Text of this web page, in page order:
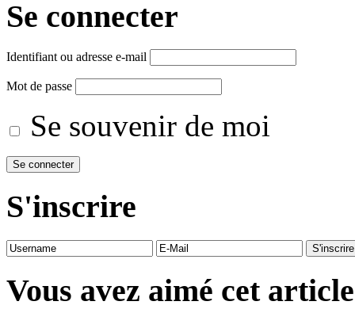
Se connecter
Identifiant ou adresse e-mail
Mot de passe
Se souvenir de moi
S'inscrire
Vous avez aimé cet